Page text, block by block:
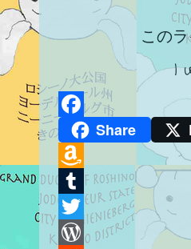
この
I
FacebookShare
Amazon
Wish
List
Tumblr
Twitter